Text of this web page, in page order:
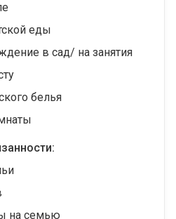
еды
в сад/ на занятия
белья
на семью